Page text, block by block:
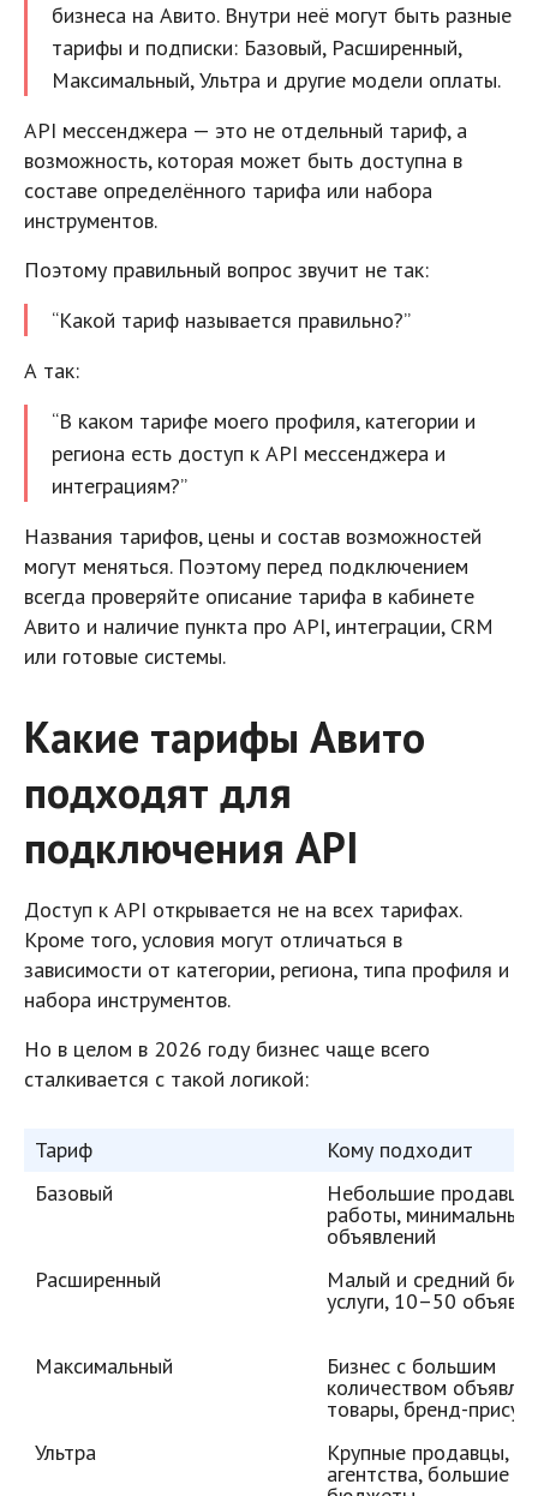
бизнеса на Авито. Внутри неё могут быть разные
тарифы и подписки: Базовый, Расширенный,
Максимальный, Ультра и другие модели оплаты.
API мессенджера — это не отдельный тариф, а
возможность, которая может быть доступна в
составе определённого тарифа или набора
инструментов.
Поэтому правильный вопрос звучит не так:
“Какой тариф называется правильно?”
А так:
“В каком тарифе моего профиля, категории и
региона есть доступ к API мессенджера и
интеграциям?”
Названия тарифов, цены и состав возможностей
могут меняться. Поэтому перед подключением
всегда проверяйте описание тарифа в кабинете
Авито и наличие пункта про API, интеграции, CRM
или готовые системы.
Какие тарифы Авито
подходят для
подключения API
Доступ к API открывается не на всех тарифах.
Кроме того, условия могут отличаться в
зависимости от категории, региона, типа профиля и
набора инструментов.
Но в целом в 2026 году бизнес чаще всего
сталкивается с такой логикой:
Тариф
Кому подходит
Базовый
Небольшие
работы,
объявлений
Расширенный
Малый и средний
услуги, 10–50
Максимальный Бизнес с большим
количеством
товары, бренд-
Ультра
Крупные продавцы,
агентства, большие